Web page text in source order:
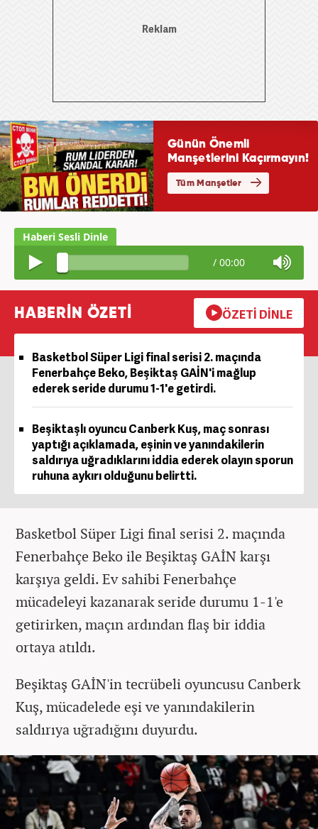
/ 00:00
HABERİN ÖZETİ ÖZETİ DİNLE
Basketbol Süper Ligi final serisi 2. maçında
Fenerbahçe Beko, Beşiktaş GAİN'i mağlup
ederek seride durumu 1-1'e getirdi.
Beşiktaşlı oyuncu Canberk Kuş, maç sonrası
yaptığı açıklamada, eşinin ve yanındakilerin
saldırıya uğradıklarını iddia ederek olayın sporun
ruhuna aykırı olduğunu belirtti.
Basketbol Süper Ligi final serisi 2. maçında
Fenerbahçe Beko ile Beşiktaş GAİN karşı
karşıya geldi. Ev sahibi Fenerbahçe
mücadeleyi kazanarak seride durumu 1-1'e
getirirken, maçın ardından flaş bir iddia
ortaya atıldı.
Beşiktaş GAİN'in tecrübeli oyuncusu Canberk
Kuş, mücadelede eşi ve yanındakilerin
saldırıya uğradığını duyurdu.